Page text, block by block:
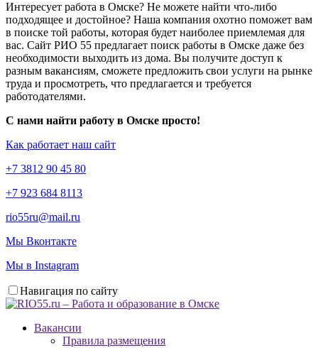
Интересует работа в Омске? Не можете найти что-либо
подходящее и достойное? Наша компания охотно поможет вам
в поиске той работы, которая будет наиболее приемлемая для
вас. Сайт РИО 55 предлагает поиск работы в Омске даже без
необходимости выходить из дома. Вы получите доступ к
разным вакансиям, сможете предложить свои услуги на рынке
труда и просмотреть, что предлагается и требуется
работодателями.
С нами найти работу в Омске просто!
Как работает наш сайт
+7 3812 90 45 80
+7 923 684 8113
rio55ru@mail.ru
Мы Вконтакте
Мы в Instagram
Навигация по сайту
Вакансии
Правила размещения